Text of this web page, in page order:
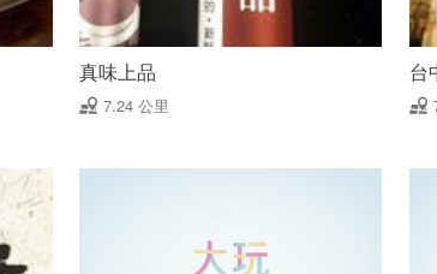
真味上品
7.24 公里
台